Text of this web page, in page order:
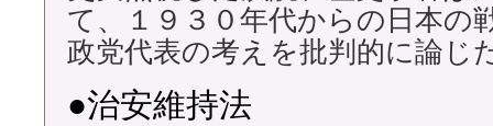
て、１９３０年代からの日本の
政党代表の考えを批判的に論じ
●治安維持法